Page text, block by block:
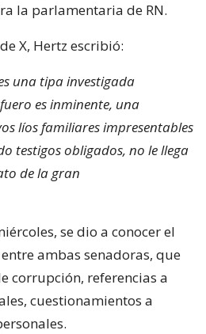
la parlamentaria de RN.
X, Hertz escribió:
una tipa investigada
es inminente, una
líos familiares impresentables
testigos obligados, no le llega
de la gran
se dio a conocer el
ambas senadoras, que
corrupción, referencias a
cuestionamientos a